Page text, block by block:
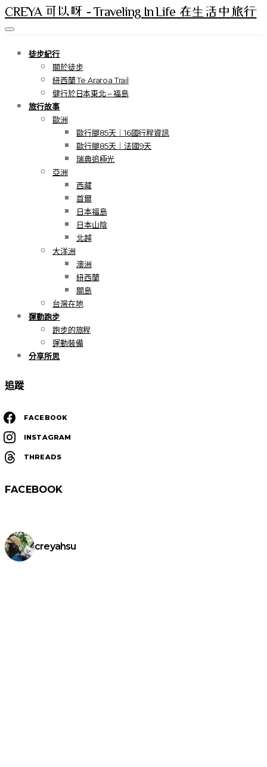
CREYA 可以呀 - Traveling In Life 在生活中旅行
徒步紀行
關於徒步
紐西蘭 Te Araroa Trail
健行於日本東北 – 福島
旅行故事
歐洲
歐行腿85天｜16國行程資訊
歐行腿85天｜法國9天
瑞典追極光
亞洲
西藏
首爾
日本福島
日本山陰
北越
大洋洲
澳洲
紐西蘭
關島
台灣在地
運動跑步
跑步的旅程
運動裝備
分享所思
追蹤
FACEBOOK
INSTAGRAM
THREADS
FACEBOOK
creyahsu